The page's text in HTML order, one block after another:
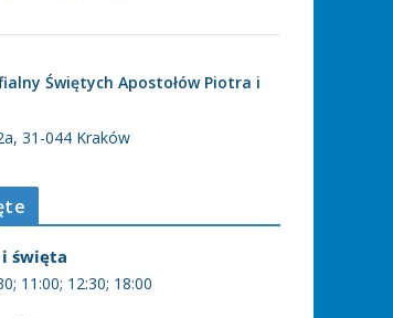
Świętych Apostołów Piotra i
31-044 Kraków
święta
11:00; 12:30; 18:00